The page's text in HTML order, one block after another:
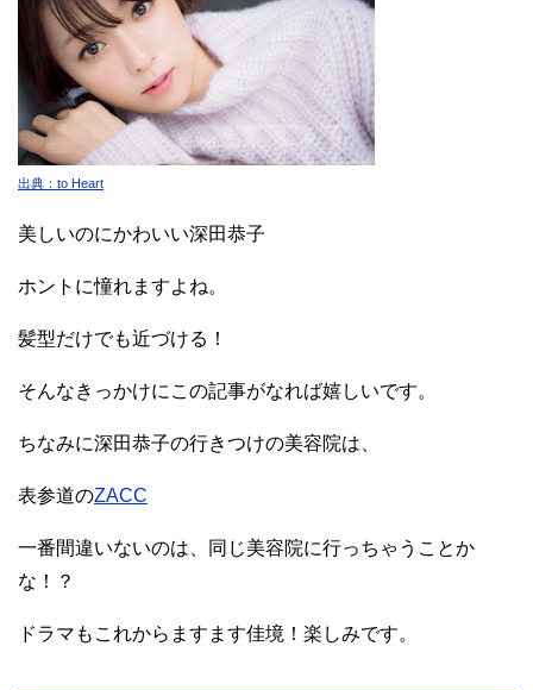
出典：to Heart
美しいのにかわいい深田恭子
ホントに憧れますよね。
髪型だけでも近づける！
そんなきっかけにこの記事がなれば嬉しいです。
ちなみに深田恭子の行きつけの美容院は、
表参道のZACC
一番間違いないのは、同じ美容院に行っちゃうことか
な！？
ドラマもこれからますます佳境！楽しみです。